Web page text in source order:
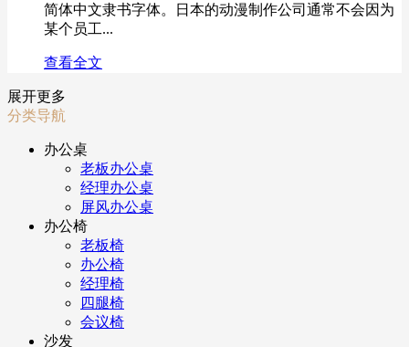
简体中文隶书字体。日本的动漫制作公司通常不会因为
某个员工...
查看全文
展开更多
分类导航
办公桌
老板办公桌
经理办公桌
屏风办公桌
办公椅
老板椅
办公椅
经理椅
四腿椅
会议椅
沙发